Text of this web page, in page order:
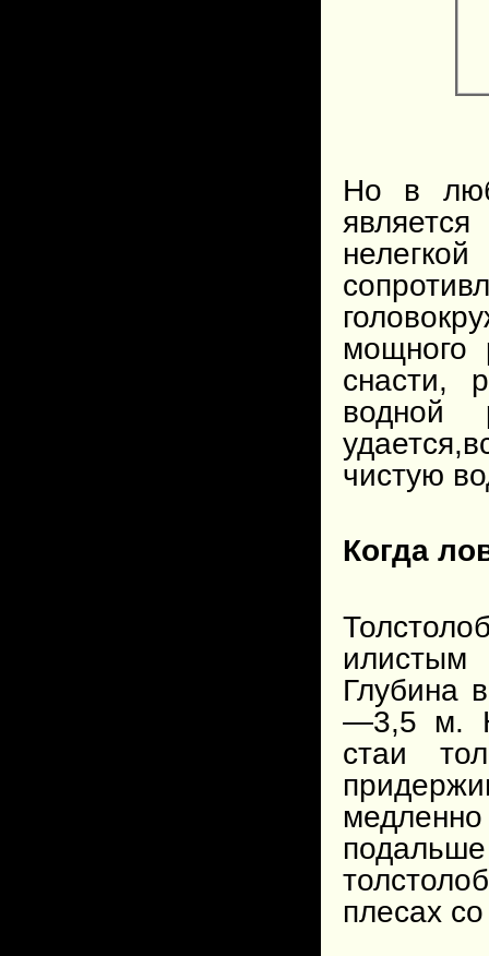
Но в
мощного
снасти,
водной
чистую
Когда
Глубина
—3,5 м.
стаи
плесах